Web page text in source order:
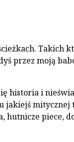
Takich
przez moją
historia i
jakiejś
hutnicze piece,